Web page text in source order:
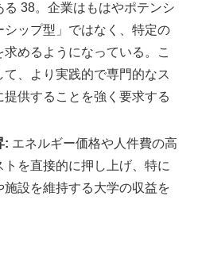
38。企業はもはやポテンシ
シップ型」ではなく、特定の
めるようになっている。こ
、より実践的で専門的なス
供することを強く要求する
: エネルギー価格や人件費の高
を直接的に押し上げ、特に
設を維持する大学の収益を